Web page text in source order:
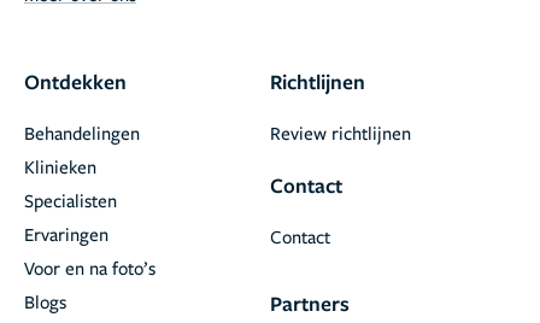
Ontdekken
Behandelingen
Klinieken
Specialisten
Ervaringen
Voor en na foto’s
Blogs
Richtlijnen
Review richtlijnen
Contact
Contact
Partners